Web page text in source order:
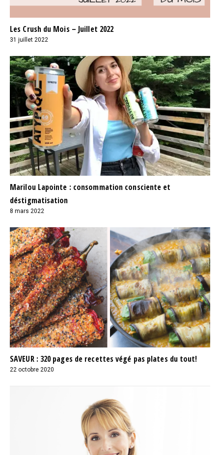
Les Crush du Mois – Juillet 2022
31 juillet 2022
Marilou Lapointe : consommation consciente et
déstigmatisation
8 mars 2022
SAVEUR : 320 pages de recettes végé pas plates du tout!
22 octobre 2020